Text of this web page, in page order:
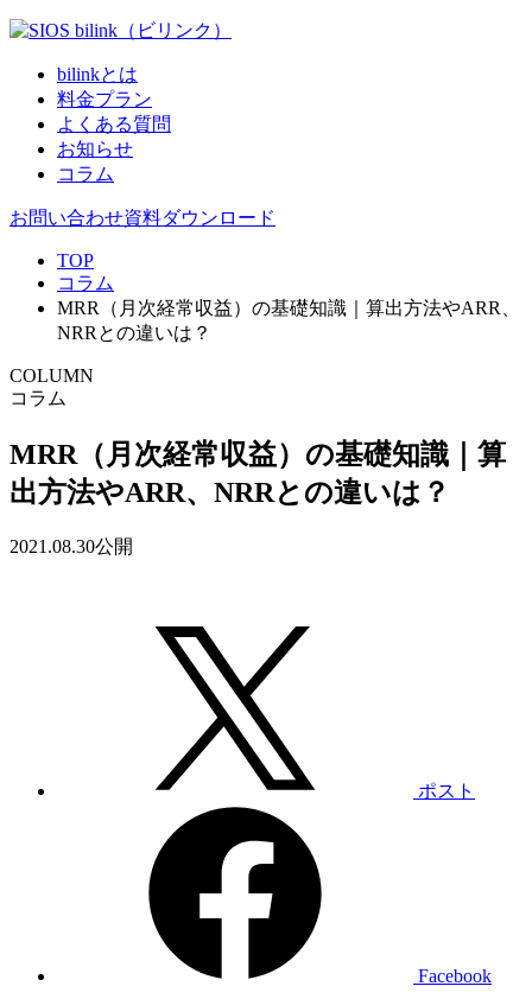
bilinkとは
料金プラン
よくある質問
お知らせ
コラム
お問い合わせ資料ダウンロード
TOP
コラム
MRR（月次経常収益）の基礎知識｜算出方法やARR、
NRRとの違いは？
COLUMN
コラム
MRR（月次経常収益）の基礎知識｜算
出方法やARR、NRRとの違いは？
2021.08.30公開
ポスト
Facebook